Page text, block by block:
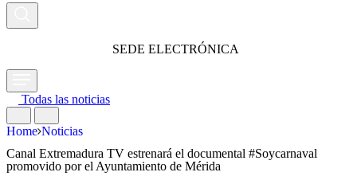
SEDE ELECTRÓNICA
Todas las noticias
Home Noticias
Canal Extremadura TV estrenará el documental #Soycarnaval
promovido por el Ayuntamiento de Mérida